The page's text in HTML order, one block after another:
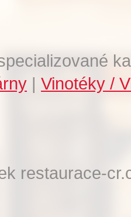
| Vinotéky /
restaurace-